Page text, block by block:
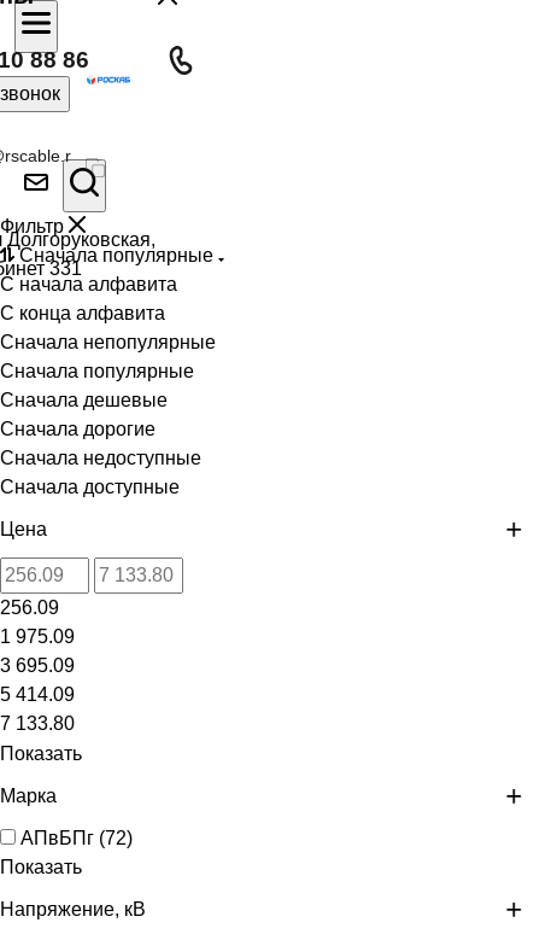
88 86
331
Фильтр
Сначала популярные
С начала алфавита
С конца алфавита
Сначала непопулярные
Сначала популярные
Сначала дешевые
Сначала дорогие
Сначала недоступные
Сначала доступные
Цена
256.09
1 975.09
3 695.09
5 414.09
7 133.80
Показать
Марка
АПвБПг (72)
Показать
Напряжение, кВ